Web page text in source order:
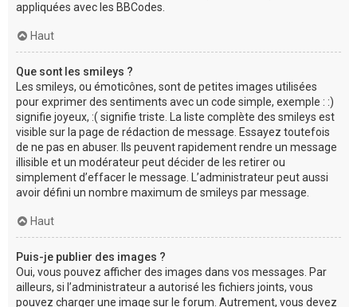
appliquées avec les BBCodes.
Haut
Que sont les smileys ?
Les smileys, ou émoticônes, sont de petites images utilisées
pour exprimer des sentiments avec un code simple, exemple : :)
signifie joyeux, :( signifie triste. La liste complète des smileys est
visible sur la page de rédaction de message. Essayez toutefois
de ne pas en abuser. Ils peuvent rapidement rendre un message
illisible et un modérateur peut décider de les retirer ou
simplement d’effacer le message. L’administrateur peut aussi
avoir défini un nombre maximum de smileys par message.
Haut
Puis-je publier des images ?
Oui, vous pouvez afficher des images dans vos messages. Par
ailleurs, si l’administrateur a autorisé les fichiers joints, vous
pouvez charger une image sur le forum. Autrement, vous devez